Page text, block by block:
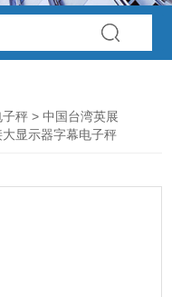
子秤 > 中国台湾英展
显示器字幕电子秤